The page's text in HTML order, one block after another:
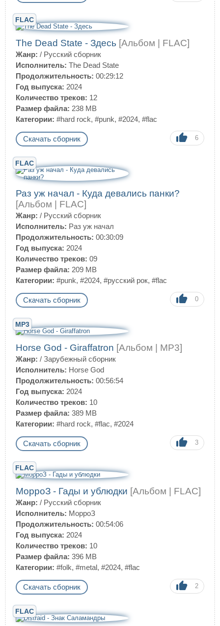
FLAC
The Dead State - Здесь [Альбом | FLAC]
Жанр: / Русский сборник
Исполнитель: The Dead State
Продолжительность: 00:29:12
Год выпуска: 2024
Количество треков: 12
Размер файла: 238 MB
Категории: #hard rock, #punk, #2024, #flac
Скачать сборник 6
FLAC
Раз уж начал - Куда девались панки?
[Альбом | FLAC]
Жанр: / Русский сборник
Исполнитель: Раз уж начал
Продолжительность: 00:30:09
Год выпуска: 2024
Количество треков: 09
Размер файла: 209 MB
Категории: #punk, #2024, #русский рок, #flac
Скачать сборник 0
MP3
Horse God - Giraffatron [Альбом | MP3]
Жанр: / Зарубежный сборник
Исполнитель: Horse God
Продолжительность: 00:56:54
Год выпуска: 2024
Количество треков: 10
Размер файла: 389 MB
Категории: #hard rock, #flac, #2024
Скачать сборник 3
FLAC
МорроЗ - Гады и ублюдки [Альбом | FLAC]
Жанр: / Русский сборник
Исполнитель: МорроЗ
Продолжительность: 00:54:06
Год выпуска: 2024
Количество треков: 10
Размер файла: 396 MB
Категории: #folk, #metal, #2024, #flac
Скачать сборник 2
FLAC